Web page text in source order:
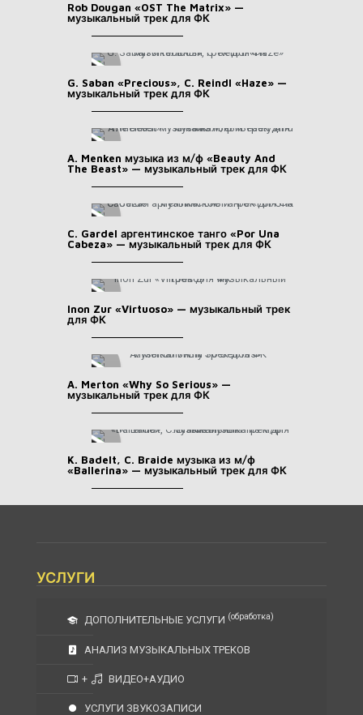
Rob Dougan «OST The Matrix» —
музыкальный трек для ФК
G. Saban «Precious», C. Reindl «Haze» —
музыкальный трек для ФК
A. Menken музыка из м/ф «Beauty And
The Beast» — музыкальный трек для ФК
C. Gardel аргентинское танго «Por Una
Cabeza» — музыкальный трек для ФК
Inon Zur «Virtuoso» — музыкальный трек
для ФК
A. Merton «Why So Serious» —
музыкальный трек для ФК
K. Badelt, C. Braide музыка из м/ф
«Ballerina» — музыкальный трек для ФК
УСЛУГИ
ДОПОЛНИТЕЛЬНЫЕ УСЛУГИ (обработка)
АНАЛИЗ МУЗЫКАЛЬНЫХ ТРЕКОВ
+ ВИДЕО+АУДИО
УСЛУГИ ЗВУКОЗАПИСИ